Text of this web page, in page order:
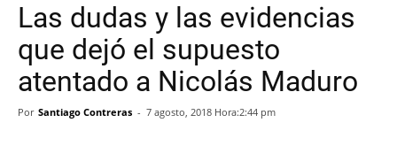
Las dudas y las evidencias
que dejó el supuesto
atentado a Nicolás Maduro
Por Santiago Contreras - 7 agosto, 2018 Hora:2:44 pm